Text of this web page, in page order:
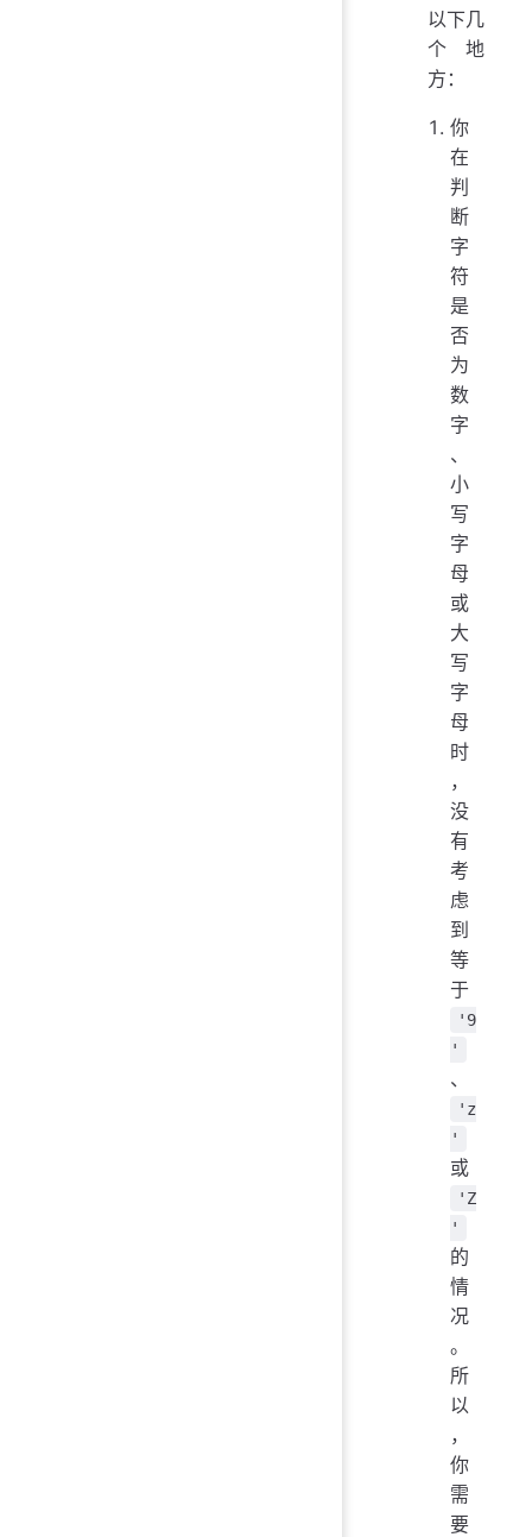
以下几
个地
方：
你
在
判
断
字
符
是
否
为
数
字
、
小
写
字
母
或
大
写
字
母
时
，
没
有
考
虑
到
等
于
'9
'
、
'z
'
或
'Z
'
的
情
况
。
所
以
，
你
需
要